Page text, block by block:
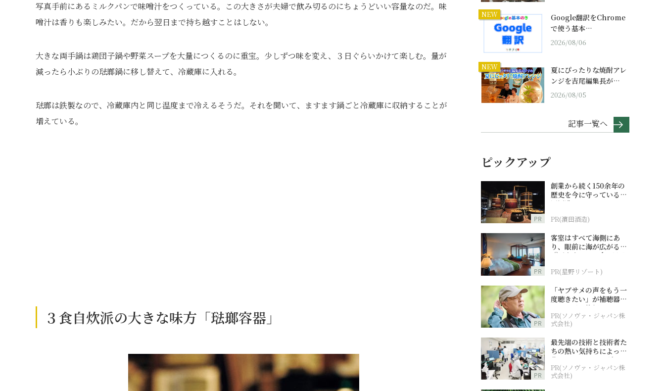
写真手前にあるミルクパンで味噌汁をつくっている。この大きさが夫婦で飲み切るのにちょうどいい容量なのだ。味
噌汁は香りも楽しみたい。だから翌日まで持ち越すことはしない。
大きな両手鍋は鶏団子鍋や野菜スープを大量につくるのに重宝。少しずつ味を変え、３日ぐらいかけて楽しむ。量が
減ったら小ぶりの琺瑯鍋に移し替えて、冷蔵庫に入れる。
琺瑯は鉄製なので、冷蔵庫内と同じ温度まで冷えるそうだ。それを聞いて、ますます鍋ごと冷蔵庫に収納することが
増えている。
３食自炊派の大きな味方「琺瑯容器」
NEW
Google翻訳をChrome
で使う基本…
2026/08/06
NEW
夏にぴったりな焼酎アレ
ンジを吉尾編集長が…
2026/08/05
記事一覧へ
ピックアップ
PR
創業から続く150余年の
歴史を今に守っている濵
田酒造
PR(濵田酒造)
PR
客室はすべて海側にあ
り、眼前に海が広がる
『西表島ホテル by 星野
PR(星野リゾート)
PR
「ヤブサメの声をもう一
度聴きたい」が補聴器チ
ャレンジの後押しに
PR(ソノヴァ・ジャパン株
式会社)
PR
最先端の技術と技術者た
ちの熱い気持ちによって
作られているオーダーメ
イド補聴器
PR(ソノヴァ・ジャパン株
式会社)